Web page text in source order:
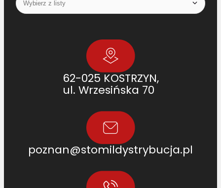
62-025 KOSTRZYN,
ul. Wrzesińska 70
poznan@stomildystrybucja.pl